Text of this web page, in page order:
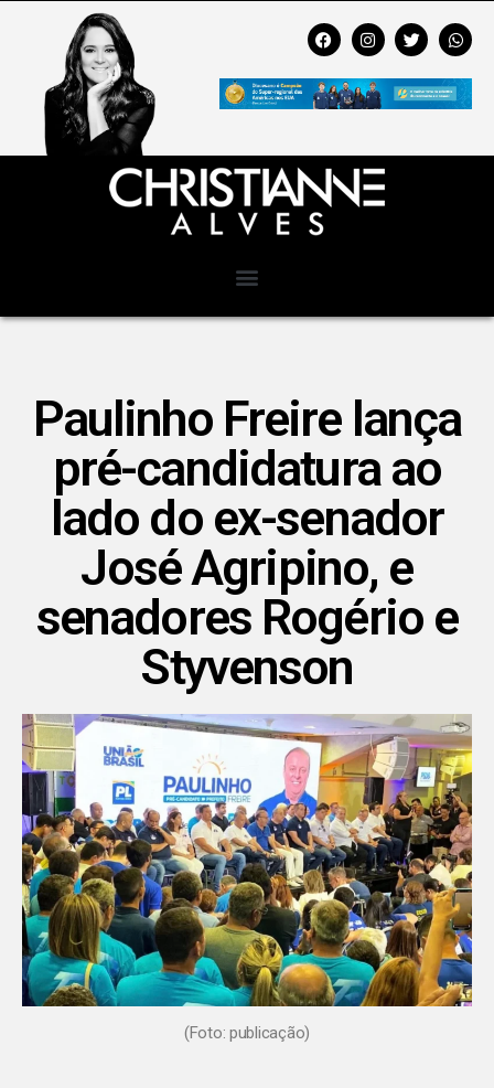
Paulinho Freire lança
pré-candidatura ao
lado do ex-senador
José Agripino, e
senadores Rogério e
Styvenson
(Foto: publicação)